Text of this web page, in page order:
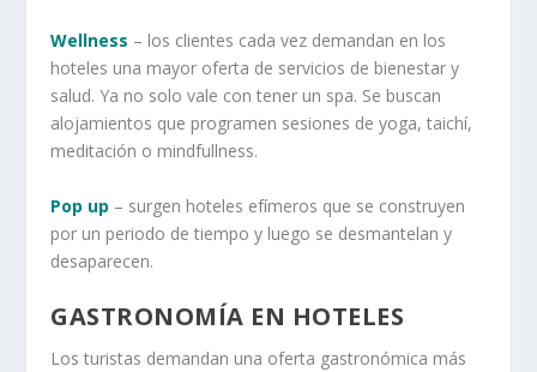
Wellness – los clientes cada vez demandan en los
hoteles una mayor oferta de servicios de bienestar y
salud. Ya no solo vale con tener un spa. Se buscan
alojamientos que programen sesiones de yoga, taichí,
meditación o mindfullness.
Pop up – surgen hoteles efímeros que se construyen
por un periodo de tiempo y luego se desmantelan y
desaparecen.
GASTRONOMÍA EN HOTELES
Los turistas demandan una oferta gastronómica más